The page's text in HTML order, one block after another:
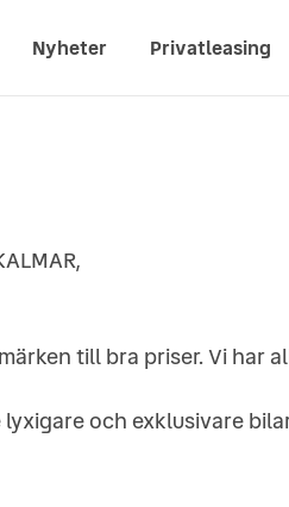
Nyheter Privatleasing
till bra priser. Vi har
och exklusivare